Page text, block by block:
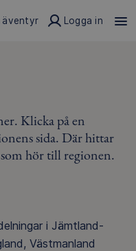
äventyr Logga in
Klicka på en
sida. Där hittar
hör till regionen.
i Jämtland-
Västmanland